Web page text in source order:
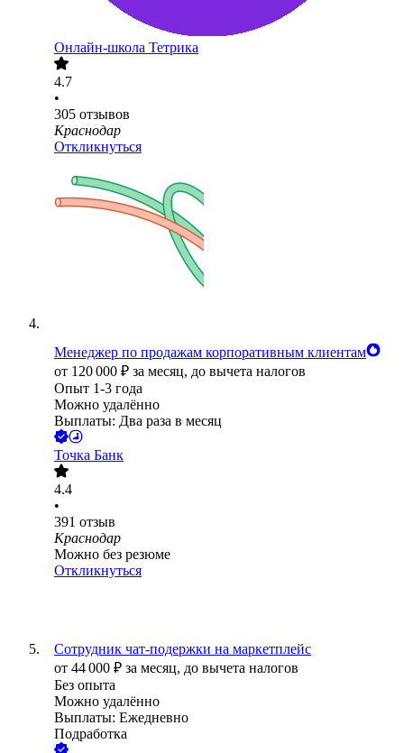
Онлайн-школа Тетрика
4.7
•
305 отзывов
Краснодар
Откликнуться
Менеджер по продажам корпоративным клиентам
от 120 000 ₽ за месяц, до вычета налогов
Опыт 1-3 года
Можно удалённо
Выплаты: Два раза в месяц
Точка Банк
4.4
•
391 отзыв
Краснодар
Можно без резюме
Откликнуться
Сотрудник чат-подержки на маркетплейс
от 44 000 ₽ за месяц, до вычета налогов
Без опыта
Можно удалённо
Выплаты: Ежедневно
Подработка